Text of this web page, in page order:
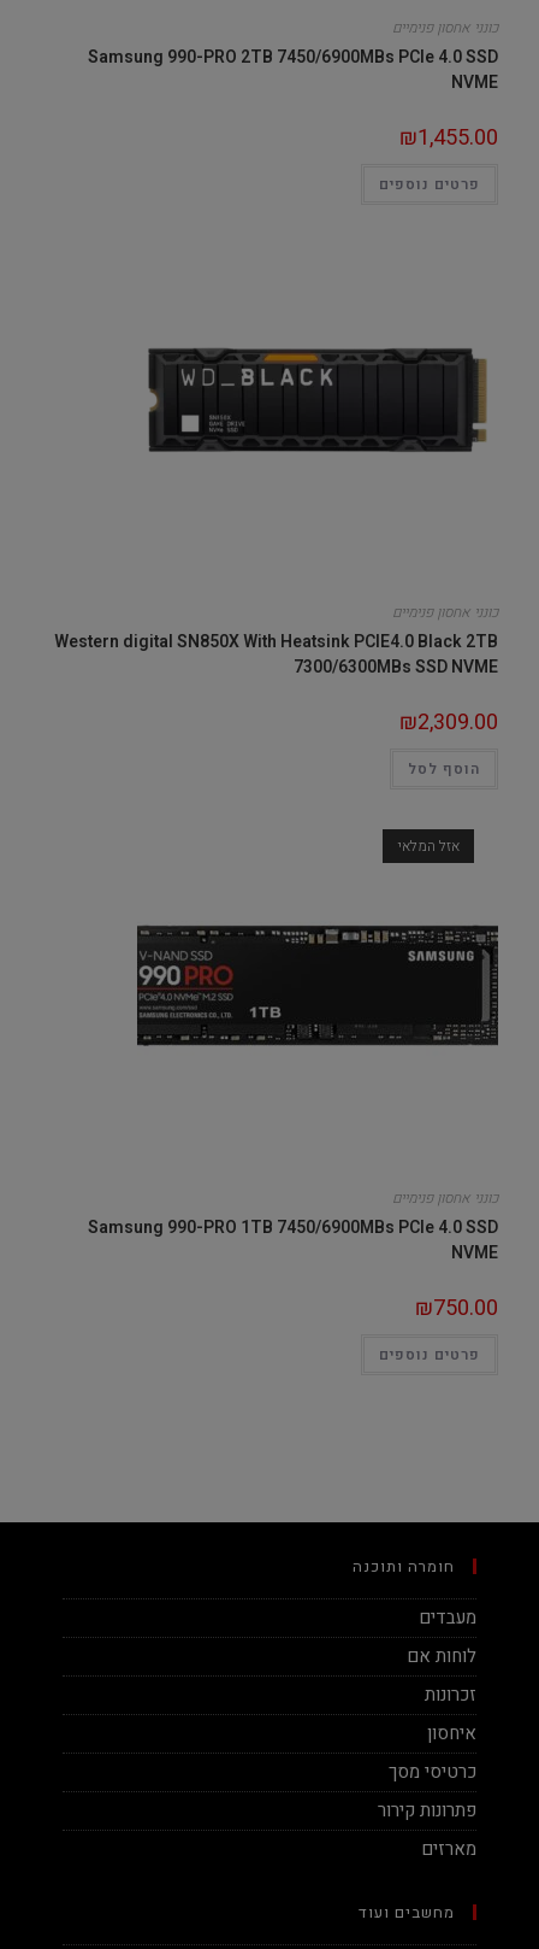
כונני אחסון פנימיים
Samsung 990-PRO 2TB 7450/6900MBs PCIe 4.0 SSD
NVME
₪1,455.00
פרטים נוספים
כונני אחסון פנימיים
Western digital SN850X With Heatsink PCIE4.0 Black 2TB
7300/6300MBs SSD NVME
₪2,309.00
הוסף לסל
אזל המלאי
כונני אחסון פנימיים
Samsung 990-PRO 1TB 7450/6900MBs PCIe 4.0 SSD
NVME
₪750.00
פרטים נוספים
חומרה ותוכנה
מעבדים
לוחות אם
זכרונות
איחסון
כרטיסי מסך
פתרונות קירור
מארזים
מחשבים ועוד